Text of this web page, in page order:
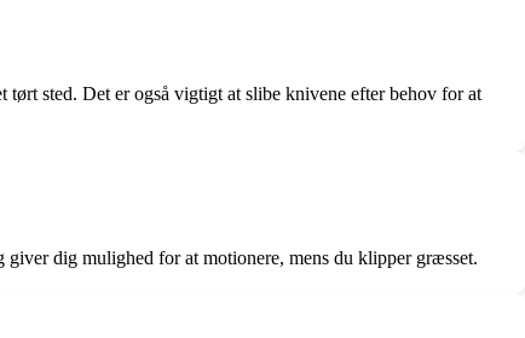
sted. Det er også vigtigt at slibe knivene efter behov for at
dig mulighed for at motionere, mens du klipper græsset.